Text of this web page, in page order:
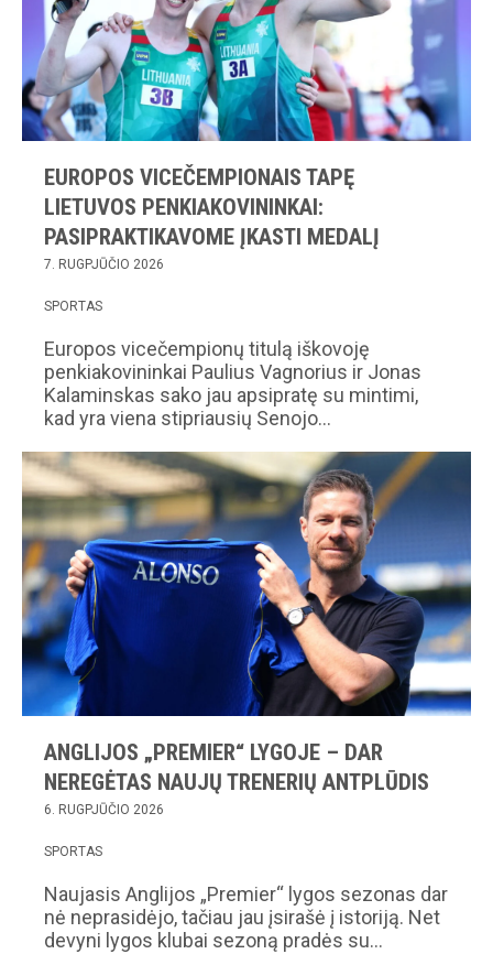
EUROPOS VICEČEMPIONAIS TAPĘ
LIETUVOS PENKIAKOVININKAI:
PASIPRAKTIKAVOME ĮKASTI MEDALĮ
7. RUGPJŪČIO 2026
SPORTAS
Europos vicečempionų titulą iškovoję
penkiakovininkai Paulius Vagnorius ir Jonas
Kalaminskas sako jau apsipratę su mintimi,
kad yra viena stipriausių Senojo…
ANGLIJOS „PREMIER“ LYGOJE – DAR
NEREGĖTAS NAUJŲ TRENERIŲ ANTPLŪDIS
6. RUGPJŪČIO 2026
SPORTAS
Naujasis Anglijos „Premier“ lygos sezonas dar
nė neprasidėjo, tačiau jau įsirašė į istoriją. Net
devyni lygos klubai sezoną pradės su…